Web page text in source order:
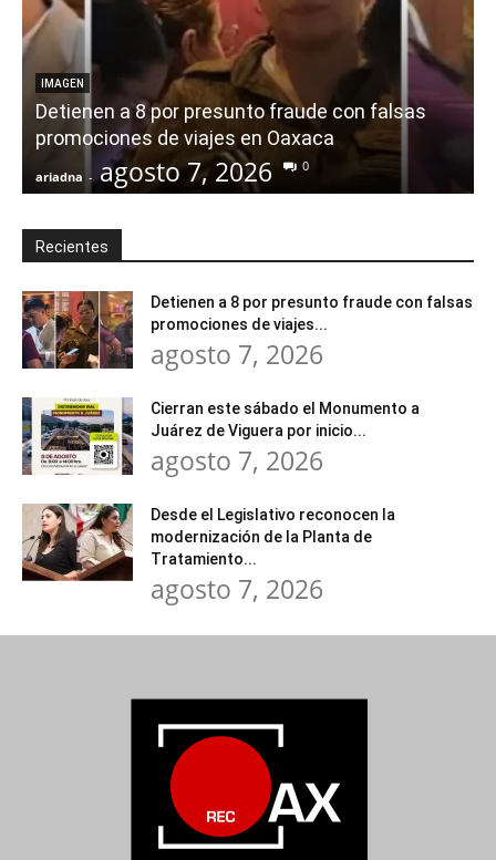
IMAGEN
Detienen a 8 por presunto fraude con falsas
promociones de viajes en Oaxaca
ariadna - agosto 7, 2026 0
Recientes
Detienen a 8 por presunto fraude con falsas
promociones de viajes...
agosto 7, 2026
Cierran este sábado el Monumento a
Juárez de Viguera por inicio...
agosto 7, 2026
Desde el Legislativo reconocen la
modernización de la Planta de
Tratamiento...
agosto 7, 2026